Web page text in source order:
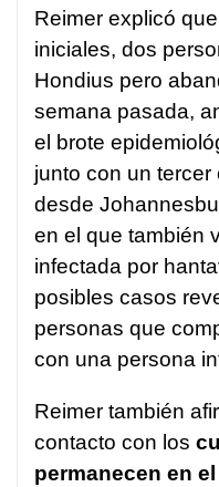
Reimer explicó
iniciales, dos
Hondius pero
semana pasada,
el brote
junto con un
desde
en el que también
infectada por
posibles casos
personas que
con una persona
Reimer también
contacto con los
permanecen en